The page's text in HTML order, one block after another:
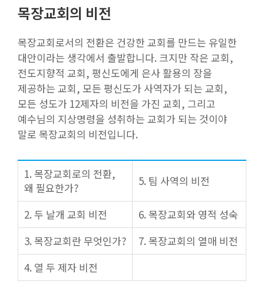
목장교회의 비전
목장교회로서의 전환은 건강한 교회를 만드는 유일한
대안이라는 생각에서 출발합니다. 크지만 작은 교회,
전도지향적 교회, 평신도에게 은사 활용의 장을
제공하는 교회, 모든 평신도가 사역자가 되는 교회,
모든 성도가 12제자의 비전을 가진 교회, 그리고
예수님의 지상명령을 성취하는 교회가 되는 것이야
말로 목장교회의 비전입니다.
1. 목장교회로의 전환,
왜 필요한가?
5. 팀 사역의 비전
2. 두 날개 교회 비전
6. 목장교회와 영적 성숙
3. 목장교회란 무엇인가?
7. 목장교회의 열매 비전
4. 열 두 제자 비전